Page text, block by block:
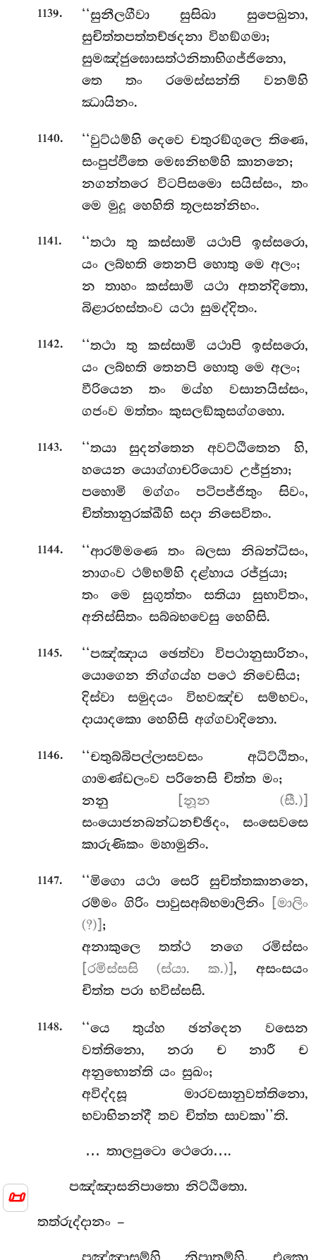
📜
1139.
‘‘සුනීලගීවා සුසිඛා සුපෙඛුනා,
සුචිත්තපත්තච්ඡදනා විහඞ්ගමා;
සුමඤ්ජුඝොසත්ථනිතාභිගජ්ජිනො,
තෙ තං රමෙස්සන්ති වනම්හි
ඣායිනං.
1140.
‘‘වුට්ඨම්හි දෙවෙ චතුරඞ්ගුලෙ තිණෙ,
සංපුප්ඵිතෙ මෙඝනිභම්හි කානනෙ;
නගන්තරෙ විටපිසමො සයිස්සං, තං
මෙ මුදූ හෙහිති තූලසන්නිභං.
1141.
‘‘තථා තු කස්සාමි යථාපි ඉස්සරො,
යං ලබ්භති තෙනපි හොතු මෙ අලං;
න තාහං කස්සාමි යථා අතන්දිතො,
බිළාරභස්තංව යථා සුමද්දිතං.
1142.
‘‘තථා තු කස්සාමි යථාපි ඉස්සරො,
යං ලබ්භති තෙනපි හොතු මෙ අලං;
වීරියෙන තං මය්හ වසානයිස්සං,
ගජංව මත්තං කුසලඞ්කුසග්ගහො.
1143. ‘‘තයාසුදන්තෙන අවට්ඨිතෙන හි,
හයෙන යොග්ගාචරියොව උජ්ජුනා;
පහොමි මග්ගං පටිපජ්ජිතුං සිවං,
චිත්තානුරක්ඛීහි සදා නිසෙවිතං.
1144. ‘‘ආරම්මණෙතං බලසා නිබන්ධිසං,
නාගංව ථම්භම්හි දළ්හාය රජ්ජුයා;
තං මෙ සුගුත්තං සතියා සුභාවිතං,
අනිස්සිතං සබ්බභවෙසු හෙහිසි.
1145.
‘‘පඤ්ඤාය ඡෙත්වා විපථානුසාරිනං,
යොගෙන නිග්ගය්හ පථෙ නිවෙසිය;
දිස්වා සමුදයං විභවඤ්ච සම්භවං,
දායාදකො හෙහිසි අග්ගවාදිනො.
1146.
‘‘චතුබ්බිපල්ලාසවසං අධිට්ඨිතං,
ගාමණ්ඩලංව පරිනෙසි චිත්ත මං;
නනු
[නූන (සී.)]
සංයොජනබන්ධනච්ඡිදං, සංසෙවසෙ
කාරුණිකං මහාමුනිං.
1147.
‘‘මිගො යථා සෙරි සුචිත්තකානනෙ,
රම්මං ගිරිං පාවුසඅබ්භමාලිනිං
[මාලිං
(?)] ;
අනාකුලෙ තත්ථ නගෙ රමිස්සං
[රමිස්සසි (ස්යා. ක.)], අසංසයං
චිත්ත පරා භවිස්සසි.
1148. ‘‘යෙතුය්හ ඡන්දෙන වසෙන
වත්තිනො, නරා ච නාරී ච
අනුභොන්ති යං සුඛං;
අවිද්දසූ මාරවසානුවත්තිනො,
භවාභිනන්දී තව චිත්ත සාවකා’’ති.
… තාලපුටො ථෙරො….
පඤ්ඤාසනිපාතො නිට්ඨිතො.
තත්රුද්දානං –
පඤ්ඤාසම්හි නිපාතම්හි, එකො